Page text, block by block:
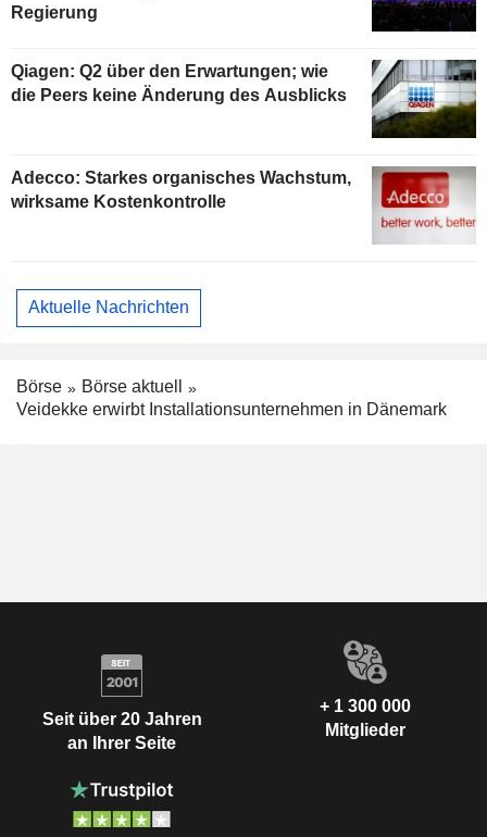
Regierung
Qiagen: Q2 über den Erwartungen; wie
die Peers keine Änderung des Ausblicks
Adecco: Starkes organisches Wachstum,
wirksame Kostenkontrolle
Aktuelle Nachrichten
Börse
Börse aktuell
Veidekke erwirbt Installationsunternehmen in Dänemark
Seit über 20 Jahren
an Ihrer Seite
+ 1 300 000
Mitglieder